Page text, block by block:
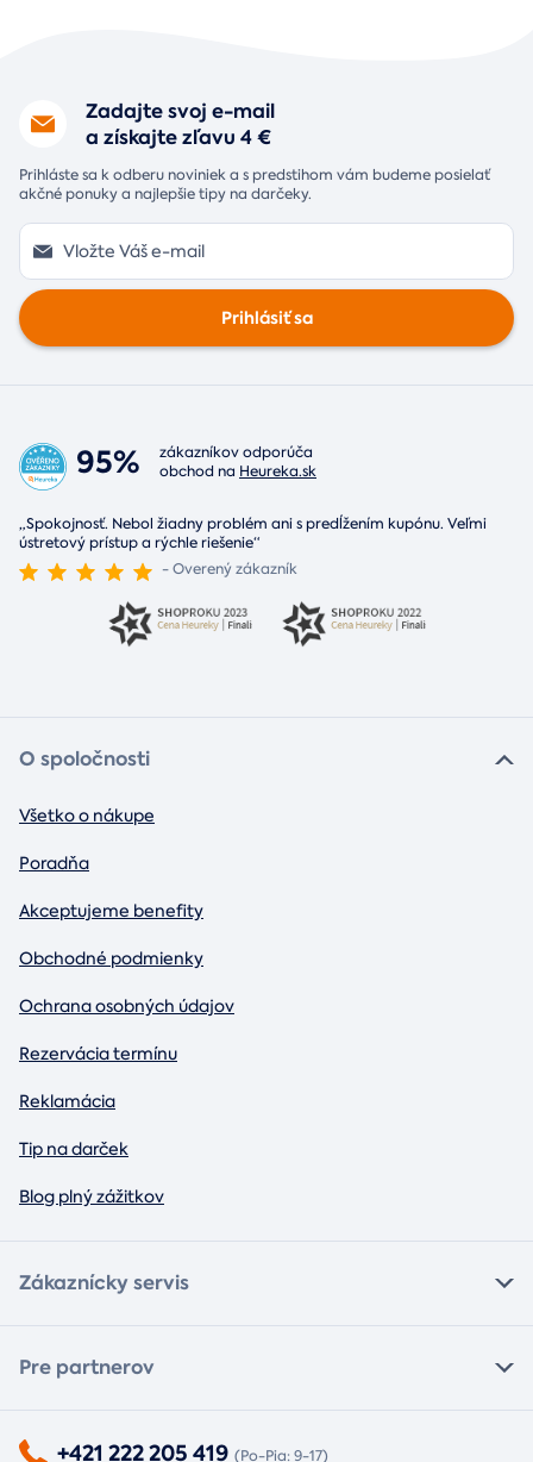
Zadajte svoj e-mail
a získajte zľavu 4 €
Prihláste sa k odberu noviniek a s predstihom vám budeme posielať
akčné ponuky a najlepšie tipy na darčeky.
Prihlásiť sa
95%
zákazníkov odporúča
obchod na Heureka.sk
„Spokojnosť. Nebol žiadny problém ani s predĺžením kupónu. Veľmi
ústretový prístup a rýchle riešenie“
- Overený zákazník
O spoločnosti
Všetko o nákupe
Poradňa
Akceptujeme benefity
Obchodné podmienky
Ochrana osobných údajov
Rezervácia termínu
Reklamácia
Tip na darček
Blog plný zážitkov
Zákaznícky servis
Pre partnerov
+421 222 205 419 (Po-Pia: 9-17)